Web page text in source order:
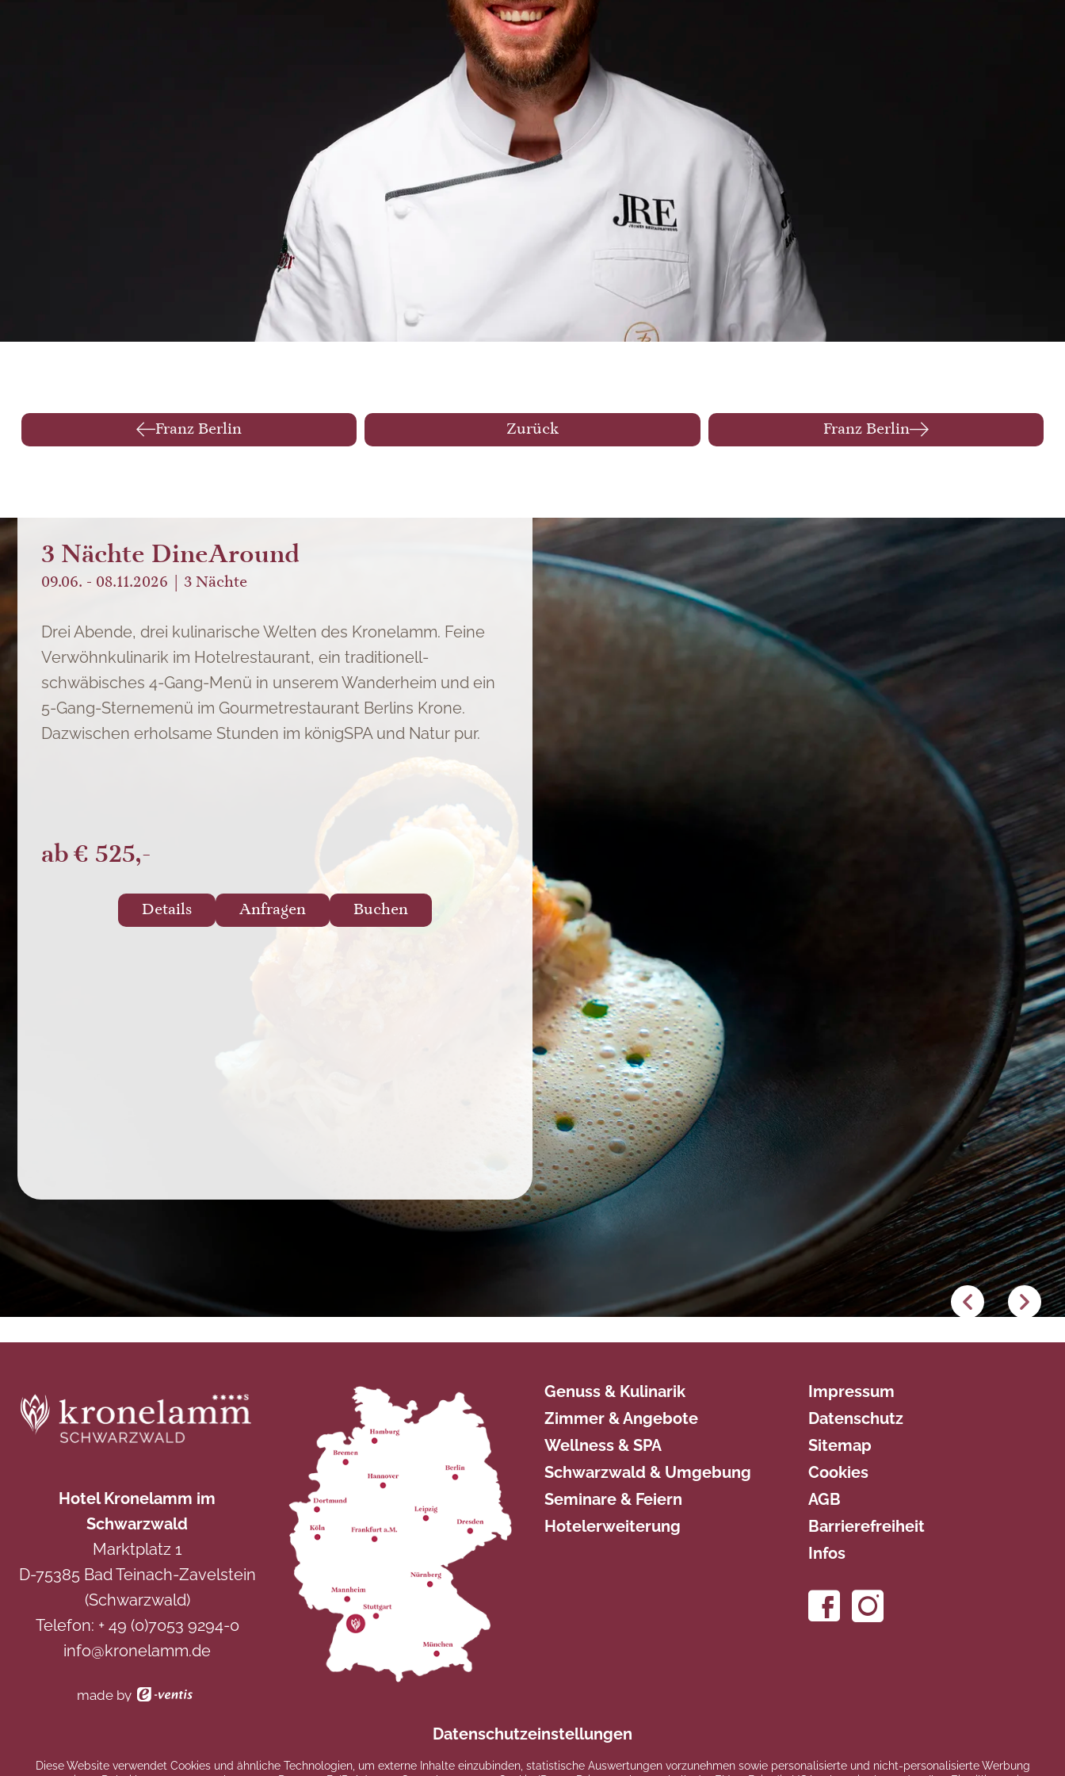
Datenschutzeinstellungen
Diese Website verwendet Cookies und ähnliche Technologien, um externe Inhalte einzubinden, statistische Auswertungen vorzunehmen sowie personalisierte und nicht-personalisierte Werbung
DATENSCHUTZ
Franz Berlin Zurück Franz Berlin
3 Nächte DineAround
09.06. - 08.11.2026 3 Nächte
Drei Abende, drei kulinarische Welten des Kronelamm. Feine
Verwöhnkulinarik im Hotelrestaurant, ein traditionell-
schwäbisches 4-Gang-Menü in unserem Wanderheim und ein
5-Gang-Sternemenü im Gourmetrestaurant Berlins Krone.
Dazwischen erholsame Stunden im königSPA und Natur pur.
ab € 525,-
Details Anfragen Buchen
Hotel Kronelamm im
Schwarzwald
Marktplatz 1
D-75385 Bad Teinach-Zavelstein
(Schwarzwald)
Telefon: + 49 (0)7053 9294-0
info@kronelamm.de
made by
Genuss & Kulinarik
Zimmer & Angebote
Wellness & SPA
Schwarzwald & Umgebung
Seminare & Feiern
Hotelerweiterung
Impressum
Datenschutz
Sitemap
Cookies
AGB
Barrierefreiheit
Infos